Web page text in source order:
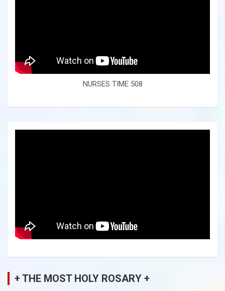
NURSES TIME 508
+ THE MOST HOLY ROSARY +